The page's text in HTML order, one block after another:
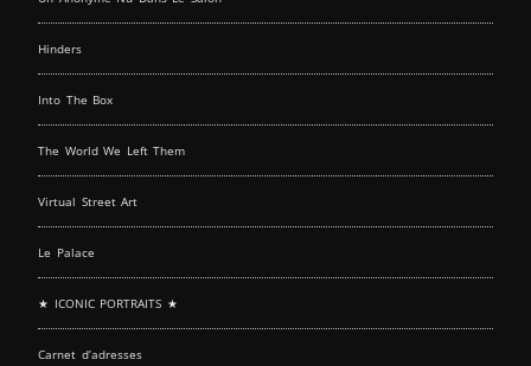
Hinders
Into The Box
The World We Left Them
Virtual Street Art
Le Palace
★ ICONIC PORTRAITS ★
Carnet d’adresses